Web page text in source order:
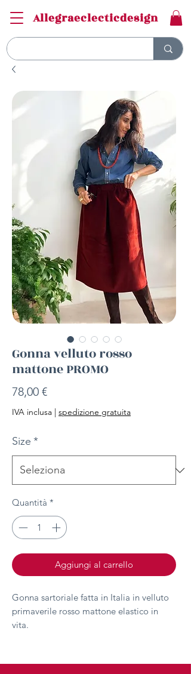
Allegraeclecticdesign
Gonna velluto rosso
mattone PROMO
78,00 €Prezzo
IVA inclusa | spedizione gratuita
Size *
Quantità *
Aggiungi al carrello
Gonna sartoriale fatta in Italia in velluto
primaverile rosso mattone elastico in
vita.